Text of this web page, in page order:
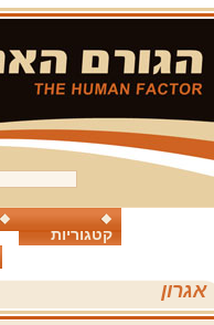
קטגוריות
אגרון